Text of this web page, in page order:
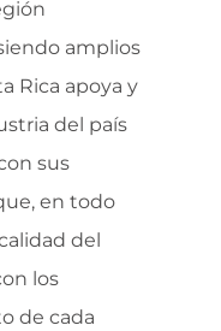
amplios
Rica apoya y
del país
sus
en todo
del
los
de cada